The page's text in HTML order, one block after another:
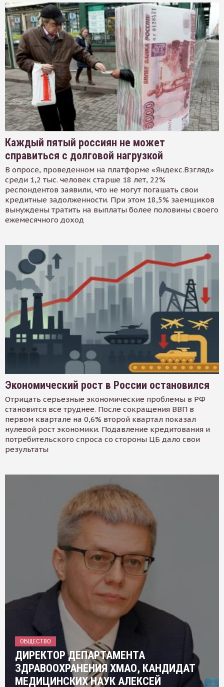
Каждый пятый россиян не может
справиться с долговой нагрузкой
В опросе, проведенном на платформе «Яндекс.Взгляд»
среди 1,2 тыс. человек старше 18 лет, 22%
респондентов заявили, что не могут погашать свои
кредитные задолженности. При этом 18,5% заемщиков
вынуждены тратить на выплаты более половины своего
ежемесячного доход
Экономический рост в России остановился
Отрицать серьезные экономические проблемы в РФ
становится все труднее. После сокращения ВВП в
первом квартале на 0,6% второй квартал показал
нулевой рост экономики. Подавление кредитования и
потребительского спроса со стороны ЦБ дало свои
результаты
ОБЩЕСТВО
ДИРЕКТОР ДЕПАРТАМЕНТА
ЗДРАВООХРАНЕНИЯ ХМАО, КАНДИДАТ
МЕДИЦИНСКИХ НАУК АЛЕКСЕЙ